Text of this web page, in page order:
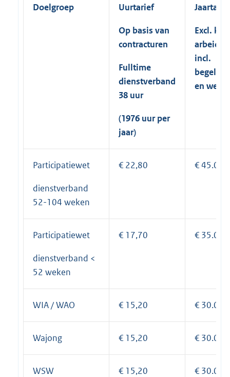
Doelgroep Uurtarief
Op basis van
contracturen
Fulltime
dienstverband
38 uur
(1976 uur per
jaar)
Excl.
incl.
en
Participatiewet
dienstverband
52-104 weken
€ 22,80 €
Participatiewet
dienstverband <
52 weken
€ 17,70 €
WIA / WAO € 15,20 €
Wajong € 15,20 €
WSW € 15,20 €